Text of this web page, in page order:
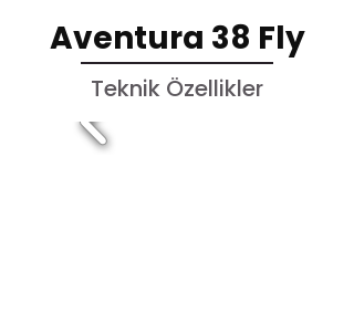
Aventura 38 Fly
Teknik Özellikler